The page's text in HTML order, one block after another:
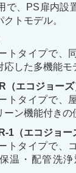
で、PS扉内設
トモデル。
トタイプで、
した多機能モ
（エコジョーズ
トタイプで、
ーン機能付きの
1（エコジョー
トタイプで、
温・配管洗